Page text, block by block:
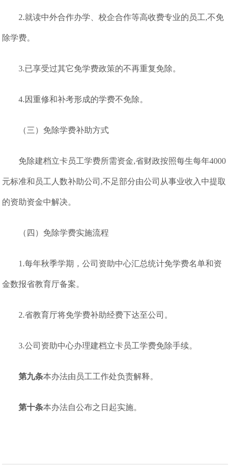
2.就读中外合作办学、校企合作等高收费专业的员工,不免
除学费。
3.已享受过其它免学费政策的不再重复免除。
4.因重修和补考形成的学费不免除。
（三）免除学费补助方式
免除建档立卡员工学费所需资金,省财政按照每生每年4000
元标准和员工人数补助公司,不足部分由公司从事业收入中提取
的资助资金中解决。
（四）免除学费实施流程
1.每年秋季学期，公司资助中心汇总统计免学费名单和资
金数报省教育厅备案。
2.省教育厅将免学费补助经费下达至公司。
3.公司资助中心办理建档立卡员工学费免除手续。
第九条本办法由员工工作处负责解释。
第十条本办法自公布之日起实施。